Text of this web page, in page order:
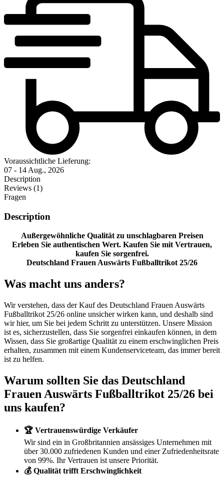
Voraussichtliche Lieferung:
07 - 14 Aug., 2026
Description
Reviews (1)
Fragen
Description
Außergewöhnliche Qualität zu unschlagbaren Preisen
Erleben Sie authentischen Wert. Kaufen Sie mit Vertrauen,
kaufen Sie sorgenfrei.
Deutschland Frauen Auswärts Fußballtrikot 25/26
Was macht uns anders?
Wir verstehen, dass der Kauf des Deutschland Frauen Auswärts
Fußballtrikot 25/26 online unsicher wirken kann, und deshalb sind
wir hier, um Sie bei jedem Schritt zu unterstützen. Unsere Mission
ist es, sicherzustellen, dass Sie sorgenfrei einkaufen können, in dem
Wissen, dass Sie großartige Qualität zu einem erschwinglichen Preis
erhalten, zusammen mit einem Kundenserviceteam, das immer bereit
ist zu helfen.
Warum sollten Sie das Deutschland
Frauen Auswärts Fußballtrikot 25/26 bei
uns kaufen?
🏆 Vertrauenswürdige Verkäufer
Wir sind ein in Großbritannien ansässiges Unternehmen mit
über 30.000 zufriedenen Kunden und einer Zufriedenheitsrate
von 99%. Ihr Vertrauen ist unsere Priorität.
💰 Qualität trifft Erschwinglichkeit